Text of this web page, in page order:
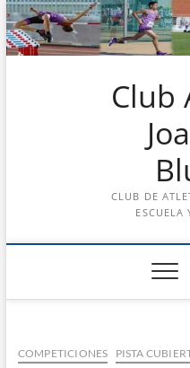
Saltar
al
contenido
Club
CLUB DE
ESCUELA
COMPETICIONES PISTA